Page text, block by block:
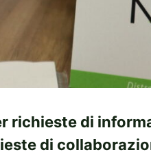
richieste di
di